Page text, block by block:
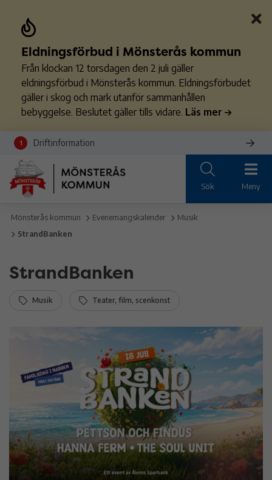
Eldningsförbud i Mönsterås kommun
Från klockan 12 torsdagen den 2 juli gäller
eldningsförbud i Mönsterås kommun. Eldningsförbudet
gäller i skog och mark utanför sammanhållen
bebyggelse. Beslutet gäller tills vidare. Läs mer
1 Driftinformation
Sök Meny
Mönsterås kommun Evenemangskalender
Musik
StrandBanken
StrandBanken
Musik Teater, film, scenkonst